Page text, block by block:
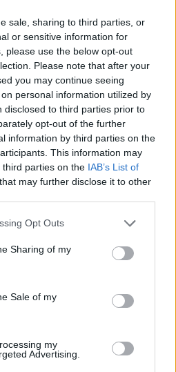
sale, sharing to third parties, or
or sensitive information for
please use the below opt-out
Please note that after your
you may continue seeing
personal information utilized by
disclosed to third parties prior to
opt-out of the further
information by third parties on the
This information may
parties on the IAB’s List of
that may further disclose it to other
Opt Outs
Sharing of my
Sale of my
my
Advertising.
ΔΙΑΦΗΜΙΣΗ